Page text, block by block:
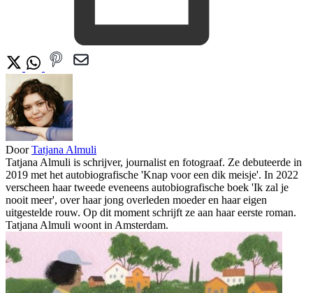
Door Tatjana Almuli
Tatjana Almuli is schrijver, journalist en fotograaf. Ze debuteerde in
2019 met het autobiografische 'Knap voor een dik meisje'. In 2022
verscheen haar tweede eveneens autobiografische boek 'Ik zal je
nooit meer', over haar jong overleden moeder en haar eigen
uitgestelde rouw. Op dit moment schrijft ze aan haar eerste roman.
Tatjana Almuli woont in Amsterdam.